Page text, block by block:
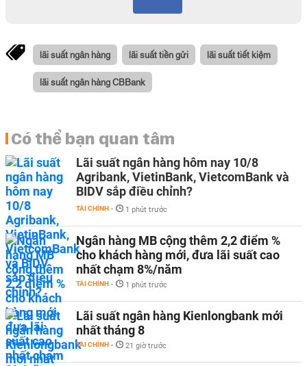
lãi suất ngân hàng lãi suất tiền gửi lãi suất tiết kiệm
lãi suất ngân hàng CBBank
Có thể bạn quan tâm
Lãi suất ngân hàng hôm nay 10/8
Agribank, VietinBank, VietcomBank và
BIDV sắp điều chỉnh?
TÀI CHÍNH - 1 phút trước
Ngân hàng MB cộng thêm 2,2 điểm %
cho khách hàng mới, đưa lãi suất cao
nhất chạm 8%/năm
TÀI CHÍNH - 1 phút trước
Lãi suất ngân hàng Kienlongbank mới
nhất tháng 8
TÀI CHÍNH - 21 giờ trước